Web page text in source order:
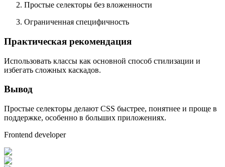
Простые селекторы без вложенности
Ограниченная специфичность
Практическая рекомендация
Использовать классы как основной способ стилизации и
избегать сложных каскадов.
Вывод
Простые селекторы делают CSS быстрее, понятнее и проще в
поддержке, особенно в больших приложениях.
Frontend developer